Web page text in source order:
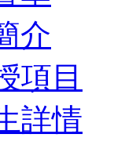
介
項目
詳情